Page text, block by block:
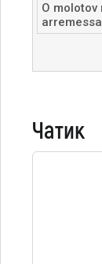
O
Чатик